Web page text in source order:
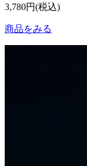
3,780円(税込)
商品をみる